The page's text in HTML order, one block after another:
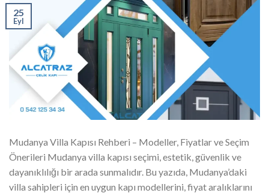
25
Eyl
Mudanya Villa Kapısı Rehberi – Modeller, Fiyatlar ve Seçim
Önerileri Mudanya villa kapısı seçimi, estetik, güvenlik ve
dayanıklılığı bir arada sunmalıdır. Bu yazıda, Mudanya’daki
villa sahipleri için en uygun kapı modellerini, fiyat aralıklarını